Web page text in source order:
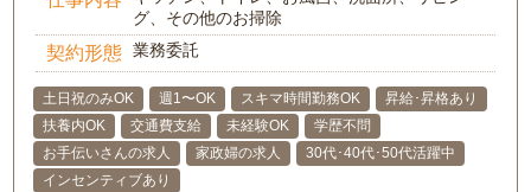
グ、その他のお掃除
契約形態 業務委託
土日祝のみOK 週1〜OK スキマ時間勤務OK
昇給･昇格あり
扶養内OK
交通費支給 未経験OK
学歴不問
お手伝いさんの求人
家政婦の求人
30代･40代･50代活躍中
インセンティブあり